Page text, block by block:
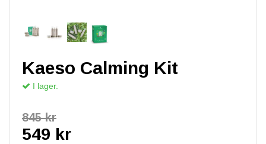
Kaeso Calming Kit
I lager.
845 kr
549 kr